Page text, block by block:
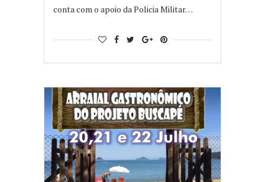
conta com o apoio da Policia Militar…